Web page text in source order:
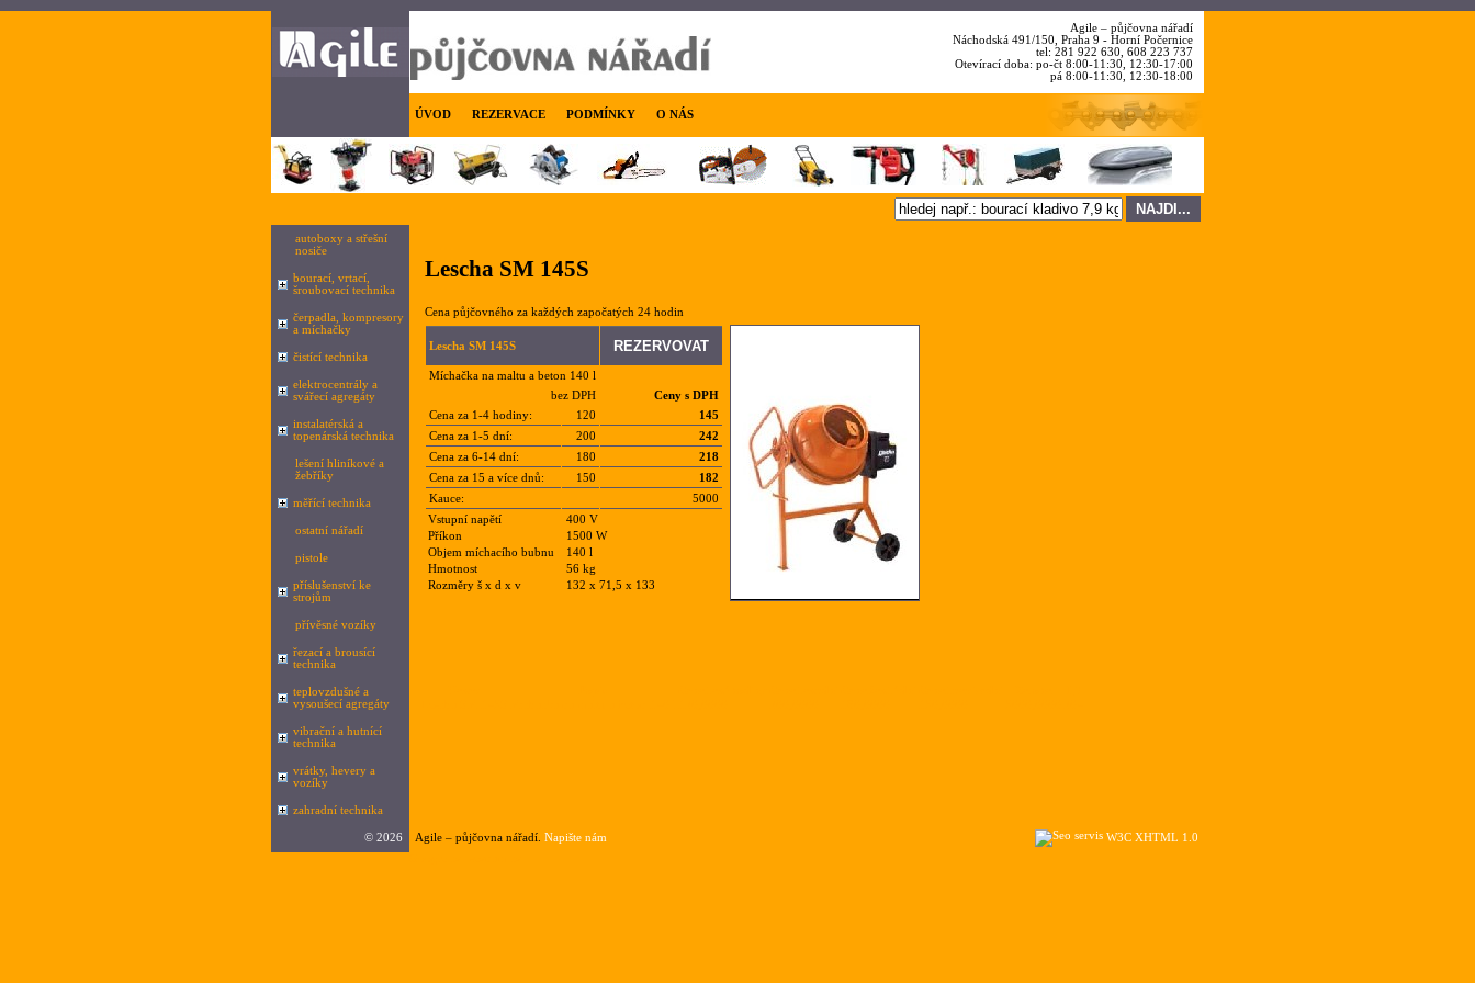
Agile – půjčovna nářadí
Náchodská 491/150, Praha 9 - Horní Počernice
tel: 281 922 630 , 608 223 737
Otevírací doba: po-čt 8:00-11:30, 12:30-17:00
pá 8:00-11:30, 12:30-18:00
ÚVOD REZERVACE PODMÍNKY O NÁS
autoboxy a střešní
nosiče
bourací, vrtací,
šroubovací technika
čerpadla, kompresory
a míchačky
čistící technika
elektrocentrály a
svářecí agregáty
instalatérská a
topenárská technika
lešení hliníkové a
žebříky
měřící technika
ostatní nářadí
pistole
příslušenství ke
strojům
přívěsné vozíky
řezací a brousící
technika
teplovzdušné a
vysoušecí agregáty
vibrační a hutnící
technika
vrátky, hevery a
vozíky
zahradní technika
Lescha SM 145S
Cena půjčovného za každých započatých 24 hodin
Lescha SM 145S
Míchačka na maltu a beton 140 l
bez DPH
Ceny s DPH
Cena za 1-4 hodiny:
120
145
Cena za 1-5 dní:
200
242
Cena za 6-14 dní:
180
218
Cena za 15 a více dnů:
150
182
Kauce:
5000
Vstupní napětí
400 V
Příkon
1500 W
Objem míchacího bubnu
140 l
Hmotnost
56 kg
Rozměry š x d x v
132 x 71,5 x 133
© 2026 Agile – půjčovna nářadí. Napište nám
W3C XHTML 1.0